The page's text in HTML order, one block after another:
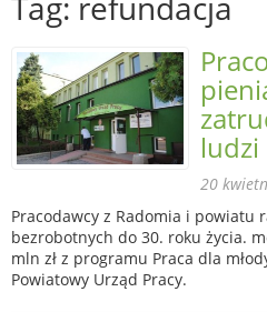
ludzi
20
Pracodawcy z Radomia i powiatu
bezrobotnych do 30. roku życia.
mln zł z programu Praca dla
Powiatowy Urząd Pracy.